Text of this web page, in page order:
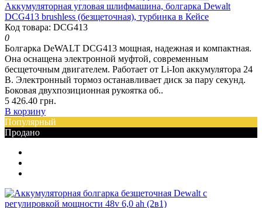
Аккумуляторная угловая шлифмашина, болгарка Dewalt
DCG413 brushless (безщеточная), турбинка в Кейсе
Код товара: DCG413
0
Болгарка DeWALT DCG413 мощная, надежная и компактная.
Она оснащена электронной муфтой, современным
бесщеточным двигателем. Работает от Li-Ion аккумулятора 24
В. Электронный тормоз останавливает диск за пару секунд.
Боковая двухпозиционная рукоятка об..
5 426.40 грн.
В корзину
Популярный
Продано